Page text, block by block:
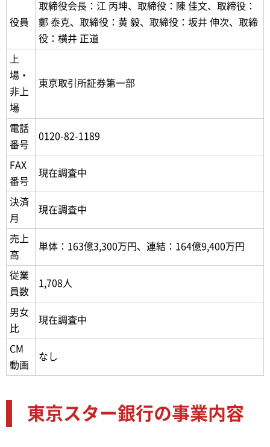
役員
取締役会長：江 丙坤、取締役：陳 佳文、取締役：
鄭 泰克、取締役：黄 毅、取締役：坂井 伸次、取締
役：横井 正道
上
場・
非上
場
東京取引所証券第一部
電話
番号
0120-82-1189
FAX
番号
現在調査中
決済
月
現在調査中
売上
高
単体：163億3,300万円、連結：164億9,400万円
従業
員数
1,708人
男女
比
現在調査中
CM
動画
なし
東京スター銀行の事業内容